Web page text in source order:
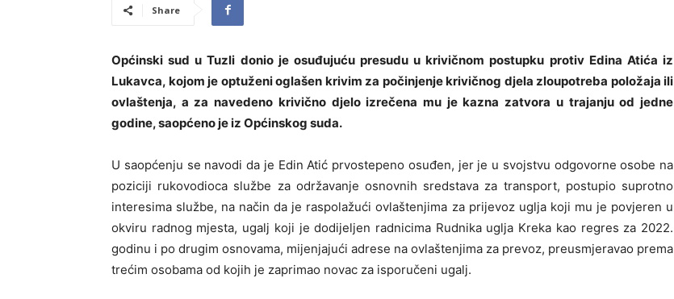
Share
Općinski sud u Tuzli donio je osuđujuću presudu u krivičnom postupku protiv Edina Atića iz
Lukavca, kojom je optuženi oglašen krivim za počinjenje krivičnog djela zloupotreba položaja ili
ovlaštenja, a za navedeno krivično djelo izrečena mu je kazna zatvora u trajanju od jedne
godine, saopćeno je iz Općinskog suda.
U saopćenju se navodi da je Edin Atić prvostepeno osuđen, jer je u svojstvu odgovorne osobe na
poziciji rukovodioca službe za održavanje osnovnih sredstava za transport, postupio suprotno
interesima službe, na način da je raspolažući ovlaštenjima za prijevoz uglja koji mu je povjeren u
okviru radnog mjesta, ugalj koji je dodijeljen radnicima Rudnika uglja Kreka kao regres za 2022.
godinu i po drugim osnovama, mijenjajući adrese na ovlaštenjima za prevoz, preusmjeravao prema
trećim osobama od kojih je zaprimao novac za isporučeni ugalj.